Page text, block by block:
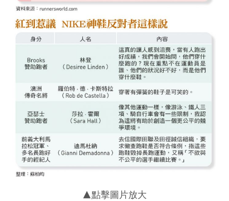
▲點擊圖片放大